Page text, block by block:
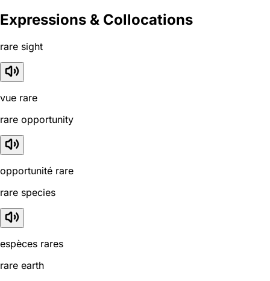
Expressions & Collocations
rare sight
vue rare
rare opportunity
opportunité rare
rare species
espèces rares
rare earth